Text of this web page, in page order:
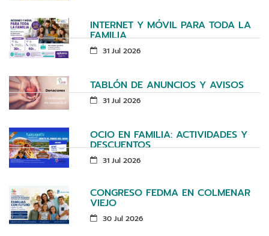
INTERNET Y MÓVIL PARA TODA LA
FAMILIA
31 Jul 2026
TABLÓN DE ANUNCIOS Y AVISOS
31 Jul 2026
OCIO EN FAMILIA: ACTIVIDADES Y
DESCUENTOS
31 Jul 2026
CONGRESO FEDMA EN COLMENAR
VIEJO
30 Jul 2026